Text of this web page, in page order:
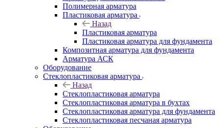
Полимерная арматура
Пластиковая арматура
Назад
Пластиковая арматура
Пластиковая арматура для фундамента
Композитная арматура для фундамента
Арматура АСК
Оборудование
Cтеклопластиковая арматура
Назад
Cтеклопластиковая арматура
Стеклопластиковая арматура в бухтах
Стеклопластиковая арматура для фундамента
Стеклопластиковая песчаная арматура